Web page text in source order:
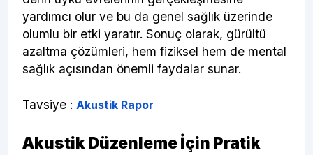
yardımcı olur ve bu da genel sağlık üzerinde
olumlu bir etki yaratır. Sonuç olarak, gürültü
azaltma çözümleri, hem fiziksel hem de mental
sağlık açısından önemli faydalar sunar.
Tavsiye : Akustik Rapor
Akustik Düzenleme İçin Pratik